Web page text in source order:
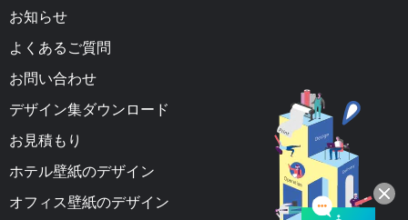
お知らせ
よくあるご質問
お問い合わせ
デザイン集ダウンロード
お見積もり
ホテル壁紙のデザイン
オフィス壁紙のデザイン